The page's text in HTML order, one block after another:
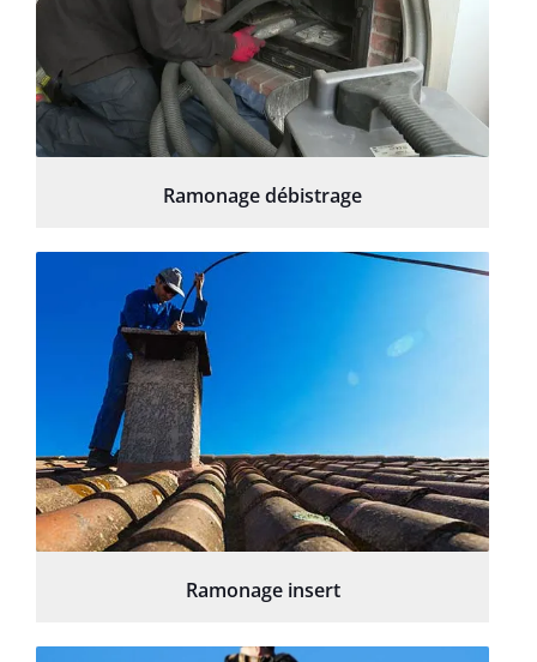
Ramonage débistrage
Ramonage insert